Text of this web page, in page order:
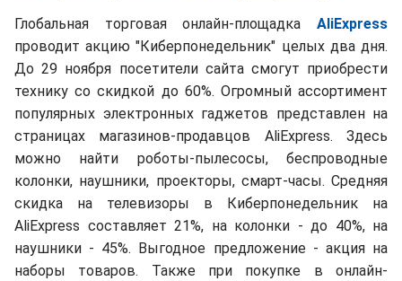
Глобальная торговая онлайн-площадка AliExpress
проводит акцию "Киберпонедельник" целых два дня.
До 29 ноября посетители сайта смогут приобрести
технику со скидкой до 60%. Огромный ассортимент
популярных электронных гаджетов представлен на
страницах магазинов-продавцов AliExpress. Здесь
можно найти роботы-пылесосы, беспроводные
колонки, наушники, проекторы, смарт-часы. Средняя
скидка на телевизоры в Киберпонедельник на
AliExpress составляет 21%, на колонки - до 40%, на
наушники - 45%. Выгодное предложение - акция на
наборы товаров. Также при покупке в онлайн-